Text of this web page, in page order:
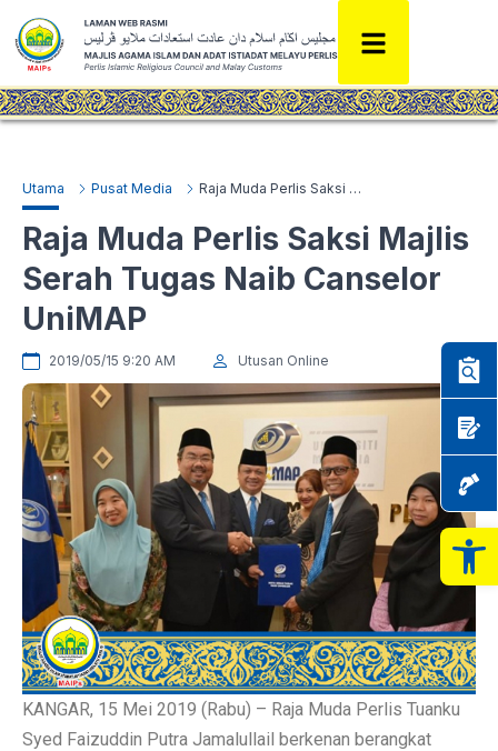
Utama Pusat Media Raja Muda Perlis Saksi Majlis Serah Tugas Naib Canselor UniMAP
Raja Muda Perlis Saksi Majlis
Serah Tugas Naib Canselor
UniMAP
2019/05/15 9:20 AM Utusan Online
KANGAR, 15 Mei 2019 (Rabu) – Raja Muda Perlis Tuanku
Syed Faizuddin Putra Jamalullail berkenan berangkat